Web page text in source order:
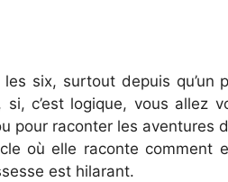
six, surtout depuis qu’un
c’est logique, vous allez
pour raconter les aventures
où elle raconte comment
est hilarant.